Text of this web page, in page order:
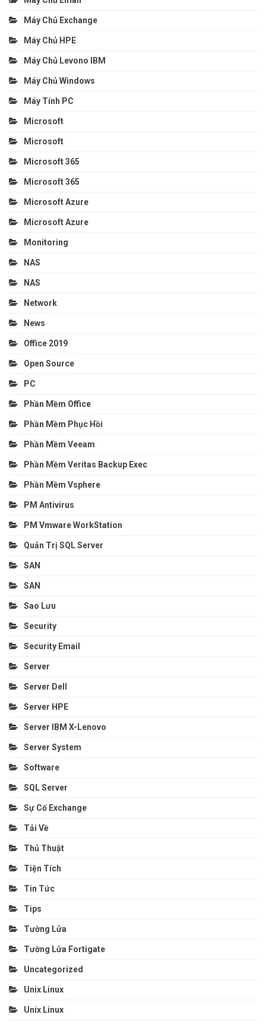
Máy Chủ Exchange
Máy Chủ HPE
Máy Chủ Levono IBM
Máy Chủ Windows
Máy Tính PC
Microsoft
Microsoft
Microsoft 365
Microsoft 365
Microsoft Azure
Microsoft Azure
Monitoring
NAS
NAS
Network
News
Office 2019
Open Source
PC
Phần Mềm Office
Phần Mềm Phục Hồi
Phần Mềm Veeam
Phần Mềm Veritas Backup Exec
Phần Mềm Vsphere
PM Antivirus
PM Vmware WorkStation
Quản Trị SQL Server
SAN
SAN
Sao Lưu
Security
Security Email
Server
Server Dell
Server HPE
Server IBM X-Lenovo
Server System
Software
SQL Server
Sự Cố Exchange
Tải Về
Thủ Thuật
Tiện Tích
Tin Tức
Tips
Tường Lửa
Tường Lửa Fortigate
Uncategorized
Unix Linux
Unix Linux